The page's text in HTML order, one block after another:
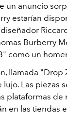
un anuncio
estarían
Burberry
como un
llamada
lujo. Las piezas
plataformas
en las tiendas